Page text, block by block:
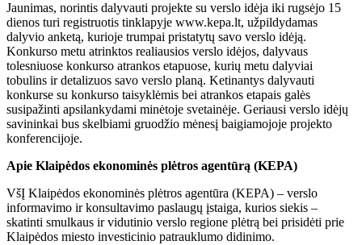
Jaunimas, norintis dalyvauti projekte su verslo idėja iki rugsėjo 15
dienos turi registruotis tinklapyje www.kepa.lt, užpildydamas
dalyvio anketą, kurioje trumpai pristatytų savo verslo idėją.
Konkurso metu atrinktos realiausios verslo idėjos, dalyvaus
tolesniuose konkurso atrankos etapuose, kurių metu dalyviai
tobulins ir detalizuos savo verslo planą. Ketinantys dalyvauti
konkurse su konkurso taisyklėmis bei atrankos etapais galės
susipažinti apsilankydami minėtoje svetainėje. Geriausi verslo idėjų
savininkai bus skelbiami gruodžio mėnesį baigiamojoje projekto
konferencijoje.
Apie Klaipėdos ekonominės plėtros agentūrą (KEPA)
VšĮ Klaipėdos ekonominės plėtros agentūra (KEPA) – verslo
informavimo ir konsultavimo paslaugų įstaiga, kurios siekis –
skatinti smulkaus ir vidutinio verslo regione plėtrą bei prisidėti prie
Klaipėdos miesto investicinio patrauklumo didinimo.